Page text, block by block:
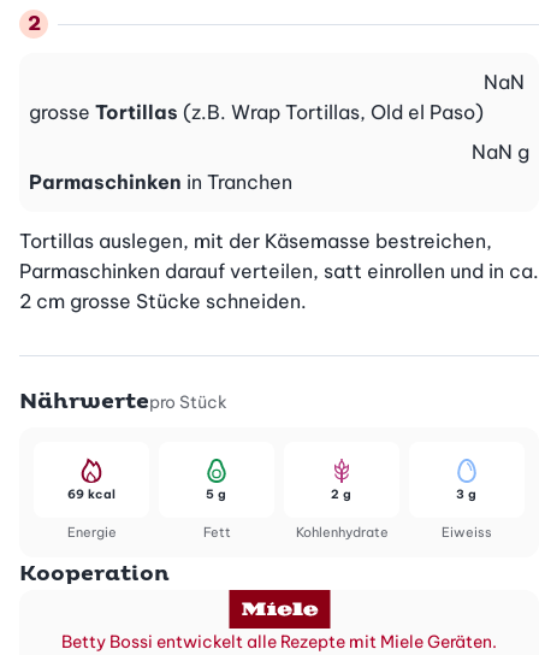
grosse Tortillas (z.B. Wrap Tortillas, Old el Paso)
NaN
Parmaschinken in Tranchen
NaN g
Tortillas auslegen, mit der Käsemasse bestreichen,
Parmaschinken darauf verteilen, satt einrollen und in ca.
2 cm grosse Stücke schneiden.
Nährwertepro Stück
Energie
69 kcal
Fett
5 g
Kohlenhydrate
2 g
Eiweiss
3 g
Kooperation
Betty Bossi entwickelt alle Rezepte mit Miele Geräten.